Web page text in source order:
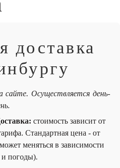
доставка
сайте. Осуществляется день-
стоимость зависит от
Стандартная цена - от
меняться в зависимости
и погоды).